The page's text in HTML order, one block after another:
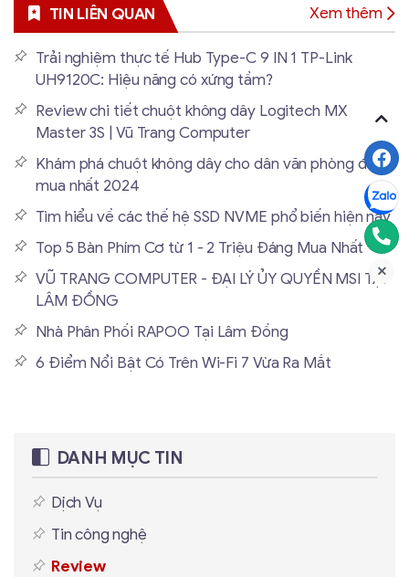
TIN LIÊN QUAN Xem thêm
Trải nghiệm thực tế Hub Type-C 9 IN 1 TP-Link
UH9120C: Hiệu năng có xứng tầm?
Review chi tiết chuột không dây Logitech MX
Master 3S | Vũ Trang Computer
Khám phá chuột không dây cho dân văn phòng đáng
mua nhất 2024
Tìm hiểu về các thế hệ SSD NVME phổ biến hiện nay
Top 5 Bàn Phím Cơ từ 1 - 2 Triệu Đáng Mua Nhất
VŨ TRANG COMPUTER - ĐẠI LÝ ỦY QUYỀN MSI TẠI
LÂM ĐỒNG
Nhà Phân Phối RAPOO Tại Lâm Đồng
6 Điểm Nổi Bật Có Trên Wi-Fi 7 Vừa Ra Mắt
DANH MỤC TIN
Dịch Vụ
Tin công nghệ
Review